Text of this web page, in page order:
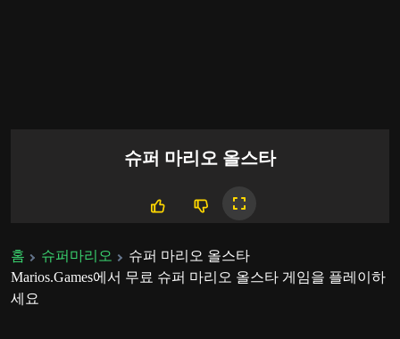
슈퍼 마리오 올스타
홈 슈퍼마리오
슈퍼 마리오 올스타
Marios.Games에서 무료 슈퍼 마리오 올스타 게임을 플레이하
세요